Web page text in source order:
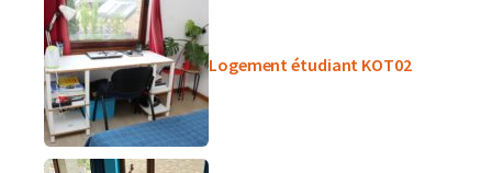
Logement étudiant KOT02